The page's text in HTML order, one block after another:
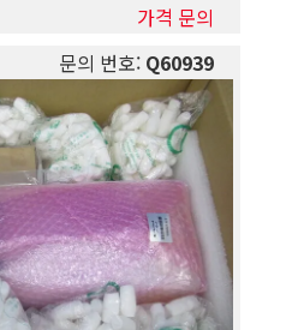
가격 문의
문의 번호:Q60939